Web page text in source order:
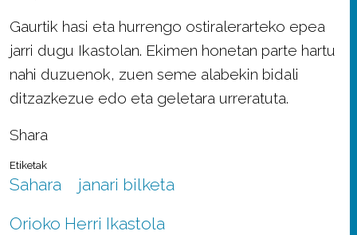
Gaurtik hasi eta hurrengo ostiralerarteko epea
jarri dugu Ikastolan. Ekimen honetan parte hartu
nahi duzuenok, zuen seme alabekin bidali
ditzazkezue edo eta geletara urreratuta.
Shara
Etiketak
Sahara
janari bilketa
Orioko Herri Ikastola